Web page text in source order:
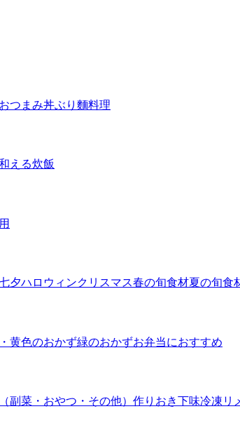
おつまみ丼ぶり 麵料理
える炊飯
夕ハロウィンクリスマス春の旬食材夏の旬食
黄色のおかず緑のおかずお弁当におすすめ
副菜・おやつ・その他） 作りおき下味冷凍 リ